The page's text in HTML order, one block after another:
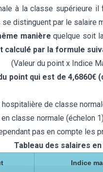
à la classe supérieure
se distinguent par le
manière quelque soit
calculé par la formule
(Valeur du point x Indice
point qui est de 4,6860€
hospitalière de classe
classe normale (échelon
pas en compte les
Tableau des salaires
Indice